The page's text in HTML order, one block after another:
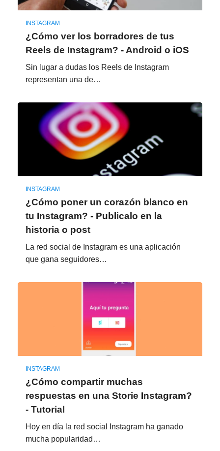
INSTAGRAM
¿Cómo ver los borradores de tus
Reels de Instagram? - Android o iOS
Sin lugar a dudas los Reels de Instagram
representan una de…
INSTAGRAM
¿Cómo poner un corazón blanco en
tu Instagram? - Publicalo en la
historia o post
La red social de Instagram es una aplicación
que gana seguidores…
INSTAGRAM
¿Cómo compartir muchas
respuestas en una Storie Instagram?
- Tutorial
Hoy en día la red social Instagram ha ganado
mucha popularidad…